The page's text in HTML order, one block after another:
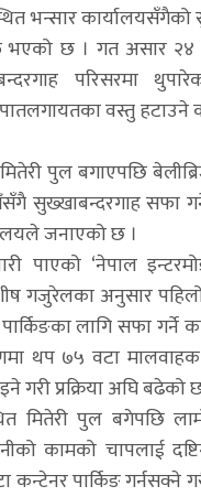
भन्सार
छ । गत असार २४
परिसरमा
वस्तु हटाउने
पुल बगाएपछि
सुख्खाबन्दरगाह सफा
जनाएको छ ।
पाएको ‘नेपाल
गजुरेलका अनुसार
लागि सफा
थप ७५ वटा
गरी प्रक्रिया अघि बढेको
मितेरी पुल बगेपछि
कामको चापलाई
पार्किङ गर्नसक्ने